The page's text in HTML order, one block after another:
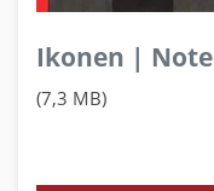
Ikonen |
(7,3 MB)